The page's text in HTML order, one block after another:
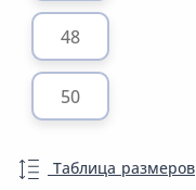
48
50
Таблица размеров